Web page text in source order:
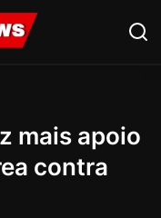
mais apoio
contra